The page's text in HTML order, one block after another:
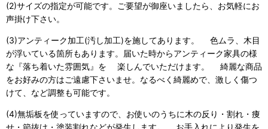
(2)サイズの指定が可能です。ご要望が御座いましたら、お気軽にお
声掛け下さい。
(3)アンティーク加工(汚し加工)を施してあります。 色ムラ、木目
が浮いている箇所もあります。届いた時からアンティーク家具の様
な『落ち着いた雰囲気』を 楽しんでいただけます。 綺麗な商品
をお好みの方はご遠慮下さいませ。なるべく綺麗めで、激しく傷つ
けて、など調整も可能です。
(4)無垢板を使っていますので、お使いのうちに木の反り・割れ・痩